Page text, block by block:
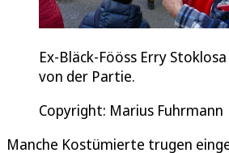
Ex-Bläck-Fööss Erry
von der Partie.
Copyright: Marius Fuhrmann
Manche Kostümierte trugen